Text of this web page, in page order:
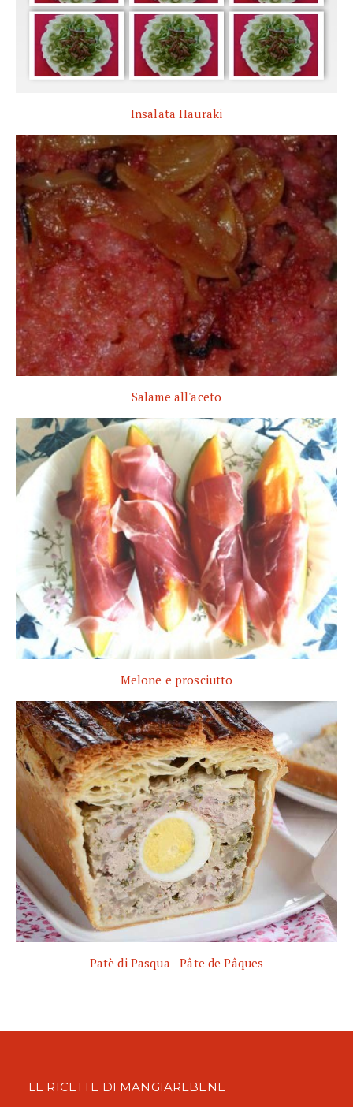
Insalata Hauraki
Salame all'aceto
Melone e prosciutto
Patè di Pasqua - Pâte de Pâques
LE RICETTE DI MANGIAREBENE